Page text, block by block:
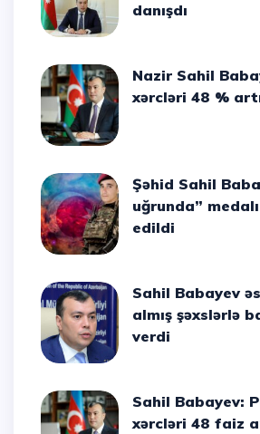
danışdı
Nazir Sahil Babayev: Pensiya
xərcləri 48 %
Şəhid Sahil Babayev “Vətən
uğrunda”
edildi
Sahil Babayev əsassız pensiya
almış şəxslərlə
verdi
Sahil Babayev: Pensiya
xərcləri 48 faiz